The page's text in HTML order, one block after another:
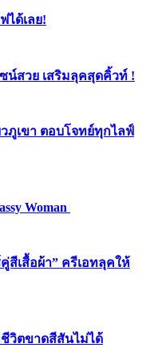
ได้เลย!
น์สวย เสริมลุคสุดคิ้วท์ !
วภูเขา ตอบโจทย์ทุกไลฟ์
Woman
สีเสื้อผ้า” ครีเอทลุคให้
ชีวิตขาดสีสันไม่ได้